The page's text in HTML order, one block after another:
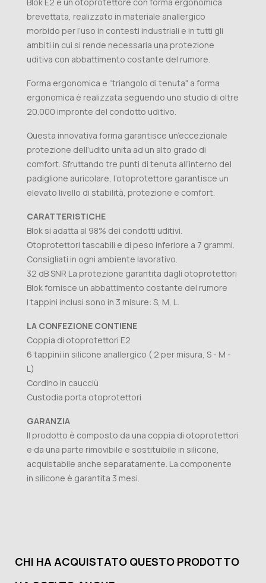
brevettata, realizzato in materiale anallergico
morbido per l’uso in contesti industriali e in tutti gli
ambiti in cui si rende necessaria una protezione
uditiva con abbattimento costante del rumore.
Forma ergonomica e “triangolo di tenuta" a forma
ergonomica è realizzata seguendo uno studio di oltre
20.000 impronte del condotto uditivo.
Questa innovativa forma garantisce un’eccezionale
protezione dell’udito unita ad un alto grado di
comfort. Sfruttando tre punti di tenuta all’interno del
padiglione auricolare, l’otoprotettore garantisce un
elevato livello di stabilità, protezione e comfort.
CARATTERISTICHE
Blok si adatta al 98% dei condotti uditivi.
Otoprotettori tascabili e di peso inferiore a 7 grammi.
Consigliati in ogni ambiente lavorativo.
32 dB SNR La protezione garantita dagli otoprotettori
Blok fornisce un abbattimento costante del rumore
I tappini inclusi sono in 3 misure: S, M, L.
LA CONFEZIONE CONTIENE
Coppia di otoprotettori E2
6 tappini in silicone anallergico ( 2 per misura, S - M -
L)
Cordino in caucciù
Custodia porta otoprotettori
GARANZIA
Il prodotto è composto da una coppia di otoprotettori
e da una parte rimovibile e sostituibile in silicone,
acquistabile anche separatamente. La componente
in silicone è garantita 3 mesi.
CHI HA ACQUISTATO QUESTO PRODOTTO